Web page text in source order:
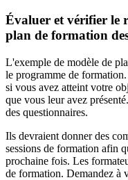
Évaluer et vérifier le
plan de formation
L'exemple de modèle de
le programme de
si vous avez atteint votre
que vous leur avez
des questionnaires.
Ils devraient donner des
sessions de formation afin
prochaine fois. Les
de formation. Demandez à